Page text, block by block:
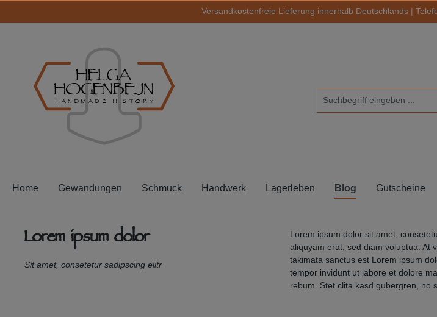
Versandkostenfreie Lieferung innerhalb Deutschlands |
HELGA
HOGENBEJN
HANDMADE HISTORY
Home Gewandungen Schmuck Handwerk Lagerleben Blog Gutscheine
Lorem ipsum dolor
Sit amet, consetetur sadipscing elitr
Lorem ipsum dolor sit amet,
aliquyam erat, sed diam voluptua. At
takimata sanctus est Lorem ipsum
tempor invidunt ut labore et dolore
rebum. Stet clita kasd gubergren, no